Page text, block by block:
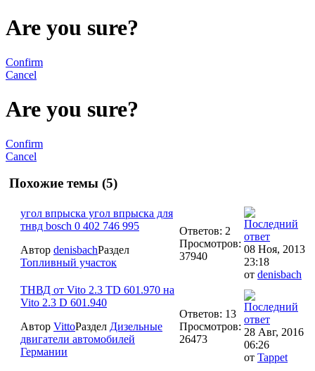
Are you sure?
Confirm
Cancel
Are you sure?
Confirm
Cancel
Похожие темы (5)
угол впрыска угол впрыска для
тнвд bosch 0 402 746 995
Автор denisbachРаздел
Топливный участок
Ответов: 2
Просмотров:
37940
08 Ноя, 2013
23:18
от denisbach
ТНВД от Vito 2.3 TD 601.970 на
Vito 2.3 D 601.940
Автор VittoРаздел Дизельные
двигатели автомобилей
Германии
Ответов: 13
Просмотров:
26473
28 Авг, 2016
06:26
от Tappet